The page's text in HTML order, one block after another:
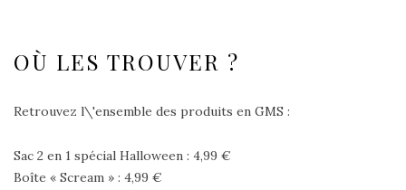
OÙ LES TROUVER ?
Retrouvez l\'ensemble des produits en GMS :
Sac 2 en 1 spécial Halloween : 4,99 €
Boîte « Scream » : 4,99 €